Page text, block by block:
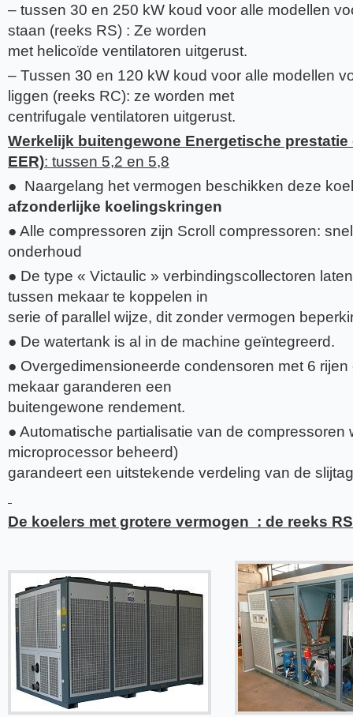
– tussen 30 en 250 kW koud voor alle modellen
staan (reeks RS) : Ze worden
met helicoïde ventilatoren uitgerust.
– Tussen 30 en 120 kW koud voor alle modellen
liggen (reeks RC): ze worden met
centrifugale ventilatoren uitgerust.
Werkelijk buitengewone Energetische prestatie
EER): tussen 5,2 en 5,8
● Naargelang het vermogen beschikken deze
afzonderlijke koelingskringen
● Alle compressoren zijn Scroll compressoren:
onderhoud
● De type « Victaulic » verbindingscollectoren
tussen mekaar te koppelen in
serie of parallel wijze, dit zonder vermogen
● De watertank is al in de machine geïntegreerd.
● Overgedimensioneerde condensoren met 6
mekaar garanderen een
buitengewone rendement.
● Automatische partialisatie van de compressoren
microprocessor beheerd)
garandeert een uitstekende verdeling van de
De koelers met grotere vermogen : de reeks